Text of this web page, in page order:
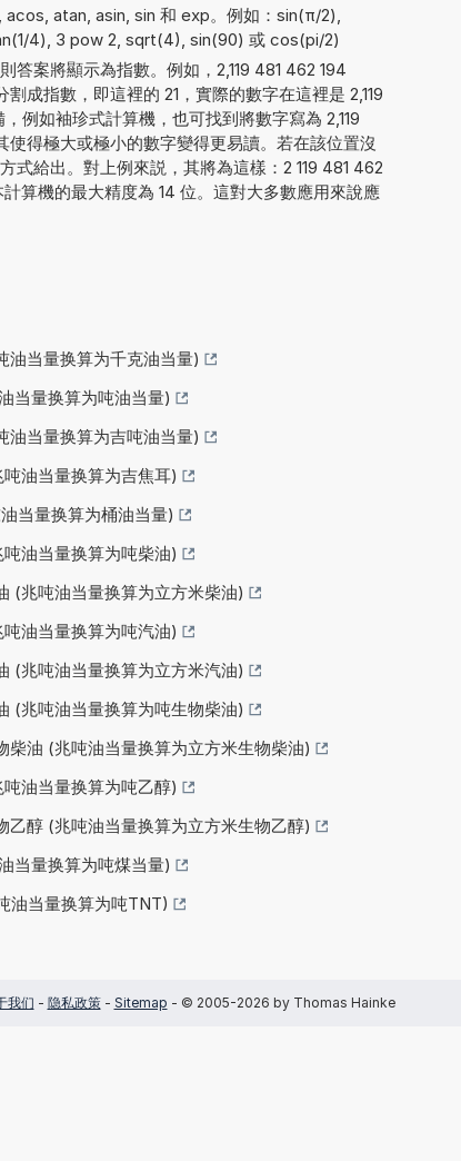
atan, asin, sin 和 exp。例如：sin(π/2),
4), 3 pow 2, sqrt(4), sin(90) 或 cos(pi/2)
答案將顯示為指數。例如，2,119 481 462 194
成指數，即這裡的 21，實際的數字在這裡是 2,119
例如袖珍式計算機，也可找到將數字寫為 2,119
使得極大或極小的數字變得更易讀。若在該位置沒
式給出。對上例來説，其將為這樣：2 119 481 462
算機的最大精度為 14 位。這對大多數應用來說應
当量换算为千克油当量)
当量换算为吨油当量)
当量换算为吉吨油当量)
油当量换算为吉焦耳)
当量换算为桶油当量)
油当量换算为吨柴油)
(兆吨油当量换算为立方米柴油)
油当量换算为吨汽油)
(兆吨油当量换算为立方米汽油)
(兆吨油当量换算为吨生物柴油)
油 (兆吨油当量换算为立方米生物柴油)
油当量换算为吨乙醇)
醇 (兆吨油当量换算为立方米生物乙醇)
当量换算为吨煤当量)
油当量换算为吨TNT)
我们 - 隐私政策- Sitemap - © 2005-2026 by Thomas Hainke